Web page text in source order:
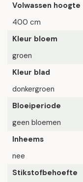
Volwassen hoogte
400 cm
Kleur bloem
groen
Kleur blad
donkergroen
Bloeiperiode
geen bloemen
Inheems
nee
Stikstofbehoefte